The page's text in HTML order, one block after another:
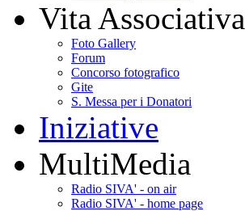
Vita Associativa
Foto Gallery
Forum
Concorso fotografico
Gite
S. Messa per i Donatori
Iniziative
MultiMedia
Radio SIVA' - on air
Radio SIVA' - home page